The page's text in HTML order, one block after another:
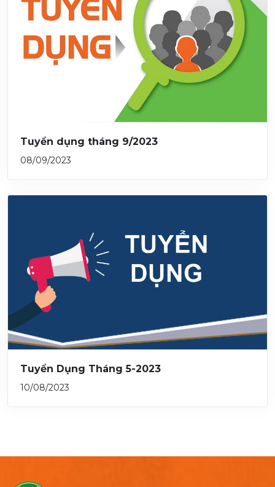
Tuyển dụng tháng 9/2023
08/09/2023
Tuyển Dụng Tháng 5-2023
10/08/2023